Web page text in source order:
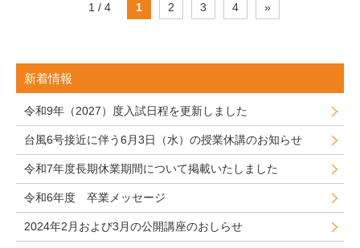
1 / 4 1 2 3 4 »
新着情報
令和9年（2027）度入試日程を更新しました
台風6号接近に伴う6月3日（水）の授業休講のお知らせ
令和7年度長期休業期間について掲載いたしました
令和6年度 卒業メッセージ
2024年2月および3月の公開講座のおしらせ